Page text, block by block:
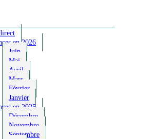
en 2026
Juin
Mai
Avril
Mars
Février
Janvier
en 2025
Décembre
Novembre
Septembre